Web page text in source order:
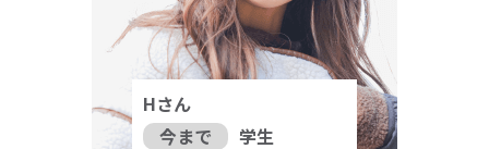
Hさん
今まで
学生